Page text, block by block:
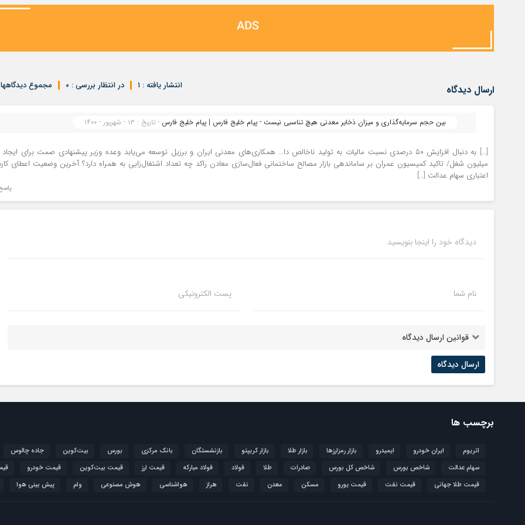
ارسال دیدگاه مجموع دیدگاهها : در انتظار بررسی : ۰ انتشار یافته : ۱
بین حجم سرمایه‌گذاری و میزان ذخایر معدنی هیچ تناسبی نیست - پیام خلیج فارس | پیام خلیج فارس - تاریخ : ۱۳ - شهریور - ۱۴۰۰
میلیون شغل/ تاکید کمیسیون عمران بر ساماندهی بازار مصالح ساختمانی فعال‌سازی معادن راکد چه تعداد اشتغال‌زایی به همراه دارد؟ آخرین وضعیت اعطای
اعتباری سهام عدالت […]
دیدگاه خود را اینجا بنویسید
نام شما پست الکترونیکی
قوانین ارسال دیدگاه
برچسب ها
اتریوم ایران خودرو ایمیدرو بازار رمزارزها بازار طلا بازار کریپتو بازنشستگان بانک مرکزی بورس بیت‌کوین جاده چالوس
سهام عدالت
شاخص بورس شاخص کل بورس صادرات طلا فولاد فولاد مبارکه قیمت ارز قیمت بیت‌کوین قیمت خودرو
قیمت طلا جهانی
قیمت نفت قیمت یورو مسکن معدن نفت هراز هواشناسی هوش مصنوعی وام پیش بینی هوا